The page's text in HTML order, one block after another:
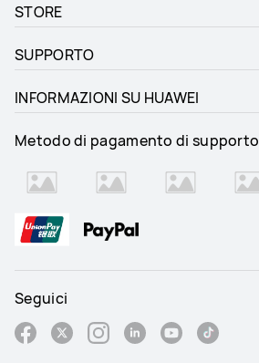
STORE
SUPPORTO
INFORMAZIONI SU HUAWEI
Metodo di pagamento di supporto
Seguici